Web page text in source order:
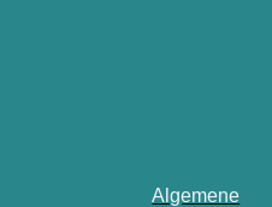
Algemene